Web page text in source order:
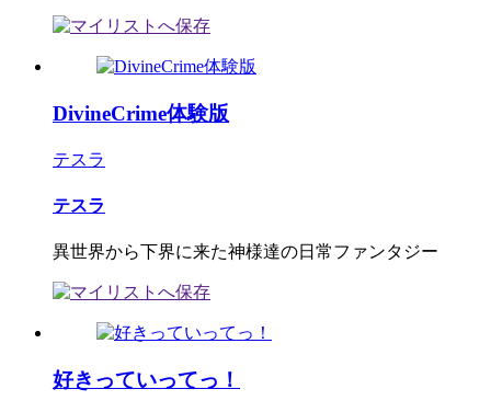
DivineCrime体験版
テスラ
テスラ
異世界から下界に来た神様達の日常ファンタジー
好きっていってっ！